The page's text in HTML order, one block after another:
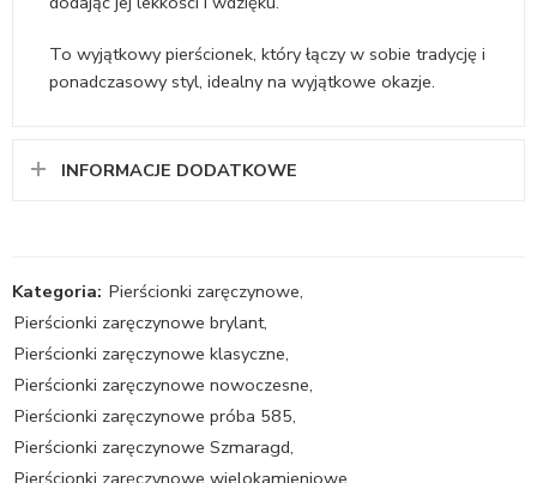
To wyjątkowy pierścionek, który łączy w sobie tradycję i
ponadczasowy styl, idealny na wyjątkowe okazje.
INFORMACJE DODATKOWE
Kategoria: Pierścionki zaręczynowe,
Pierścionki zaręczynowe brylant,
Pierścionki zaręczynowe klasyczne,
Pierścionki zaręczynowe nowoczesne,
Pierścionki zaręczynowe próba 585,
Pierścionki zaręczynowe Szmaragd,
Pierścionki zaręczynowe wielokamieniowe